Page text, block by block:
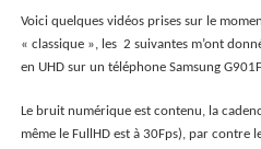
Voici quelques vidéos prises sur le
« classique », les 2 suivantes m’ont
en UHD sur un téléphone Samsung
Le bruit numérique est contenu, la
même le FullHD est à 30Fps), par contre